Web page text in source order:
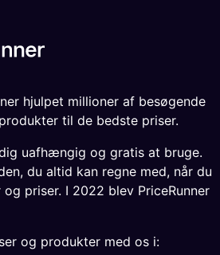
hjulpet millioner af besøgende
til de bedste priser.
uafhængig og gratis at bruge.
du altid kan regne med, når du
priser. I 2022 blev PriceRunner
og produkter med os i: